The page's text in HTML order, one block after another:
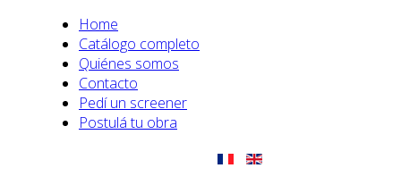
Home
Catálogo completo
Quiénes somos
Contacto
Pedí un screener
Postulá tu obra